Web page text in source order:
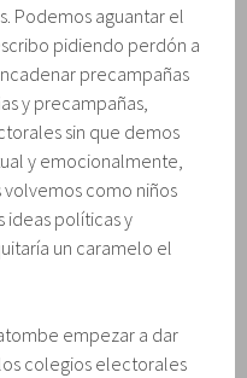
Podemos aguantar el
pidiendo perdón a
precampañas
y precampañas,
sin que demos
y emocionalmente,
como niños
ideas políticas y
un caramelo el
empezar a dar
colegios electorales